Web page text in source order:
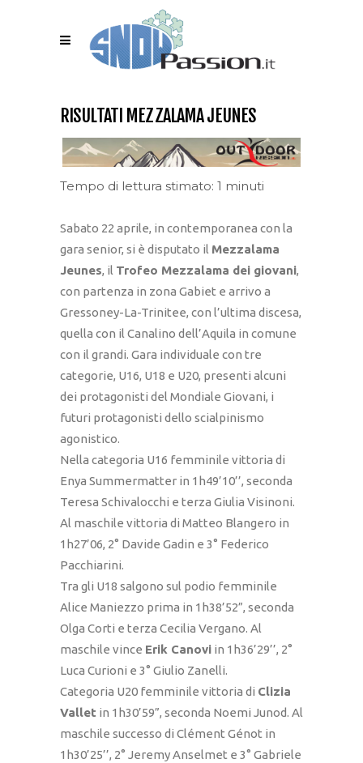
RISULTATI MEZZALAMA JEUNES
Tempo di lettura stimato: 1 minuti
Sabato 22 aprile, in contemporanea con la
gara senior, si è disputato il Mezzalama
Jeunes, il Trofeo Mezzalama dei giovani,
con partenza in zona Gabiet e arrivo a
Gressoney-La-Trinitee, con l’ultima discesa,
quella con il Canalino dell’Aquila in comune
con il grandi. Gara individuale con tre
categorie, U16, U18 e U20, presenti alcuni
dei protagonisti del Mondiale Giovani, i
futuri protagonisti dello scialpinismo
agonistico.
Nella categoria U16 femminile vittoria di
Enya Summermatter in 1h49’10’’, seconda
Teresa Schivalocchi e terza Giulia Visinoni.
Al maschile vittoria di Matteo Blangero in
1h27’06, 2° Davide Gadin e 3° Federico
Pacchiarini.
Tra gli U18 salgono sul podio femminile
Alice Maniezzo prima in 1h38’52”, seconda
Olga Corti e terza Cecilia Vergano. Al
maschile vince Erik Canovi in 1h36’29’’, 2°
Luca Curioni e 3° Giulio Zanelli.
Categoria U20 femminile vittoria di Clizia
Vallet in 1h30’59”, seconda Noemi Junod. Al
maschile successo di Clément Génot in
1h30’25’’, 2° Jeremy Anselmet e 3° Gabriele